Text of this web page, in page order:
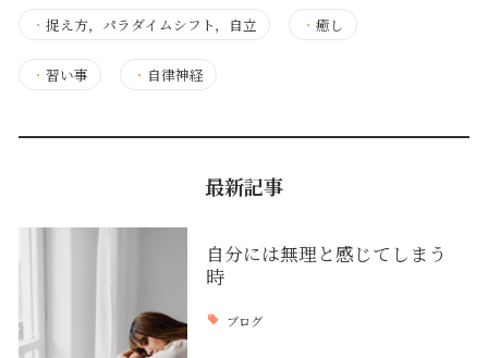
・ 捉え方，パラダイムシフト，自立 ・癒し
・ 習い事 ・ 自律神経
最新記事
自分には無理と感じてしまう
時
ブログ